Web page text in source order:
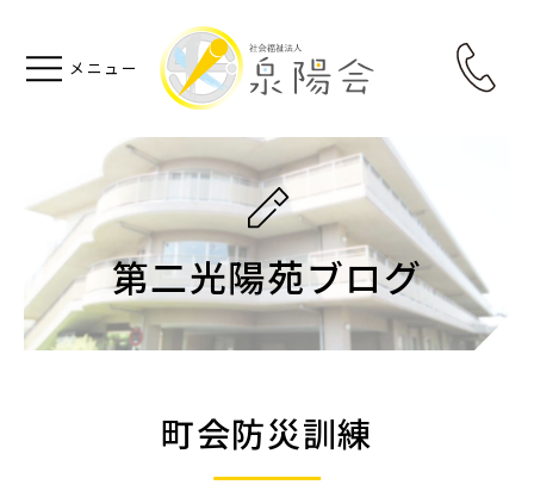
第二光陽苑ブログ
町会防災訓練